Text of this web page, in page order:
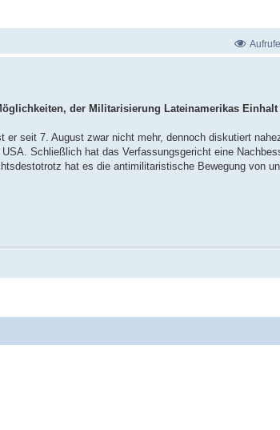
der Militarisierung Lateinamerikas
seit 7. August zwar nicht mehr, dennoch diskutiert
Schließlich hat das Verfassungsgericht eine
hat es die antimilitaristische Bewegung von